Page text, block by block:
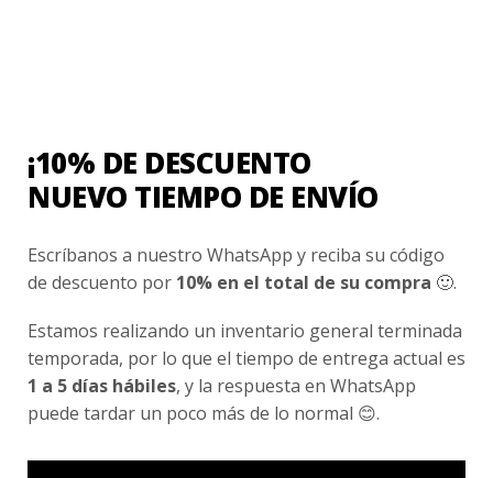
Nombre*
Correo electrónico*
Guarda mi nombre, correo electrónico y web
en este navegador para la próxima vez que
¡10% DE DESCUENTO
NUEVO TIEMPO DE ENVÍO
Escríbanos a nuestro WhatsApp y reciba su código
de descuento por 10% en el total de su compra 🙂.
Estamos realizando un inventario general terminada
temporada, por lo que el tiempo de entrega actual es
1 a 5 días hábiles, y la respuesta en WhatsApp
puede tardar un poco más de lo normal 😊.